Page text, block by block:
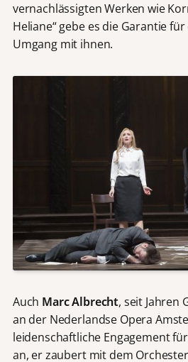
vernachlässigten Werken wie
Heliane“ gebe es die Garantie
Umgang mit ihnen.
Auch Marc Albrecht, seit Jahren
an der Nederlandse Opera
leidenschaftliche Engagement
an, er zaubert mit dem